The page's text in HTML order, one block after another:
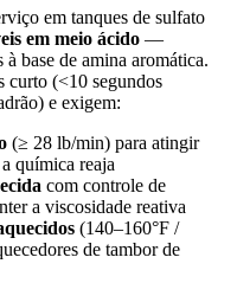
em tanques de sulfato
em meio ácido —
base de amina aromática.
curto (<10 segundos
e exigem:
(≥ 28 lb/min) para atingir
química reaja
com controle de
a viscosidade reativa
(140–160°F /
de tambor de